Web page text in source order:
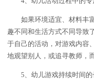
如果环境适宜、材料丰
趣不同和生活方式不同导致
于自己的活动，对游戏内容
地观望别人，或追寻教师，
5、幼儿游戏持续时间的